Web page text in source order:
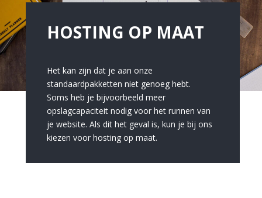
HOSTING OP MAAT
Het kan zijn dat je aan onze
standaardpakketten niet genoeg hebt.
Soms heb je bijvoorbeeld meer
opslagcapaciteit nodig voor het runnen van
je website. Als dit het geval is, kun je bij ons
kiezen voor hosting op maat.